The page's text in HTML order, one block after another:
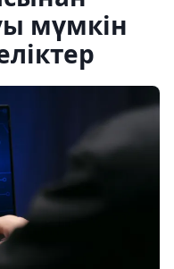
мүмкін